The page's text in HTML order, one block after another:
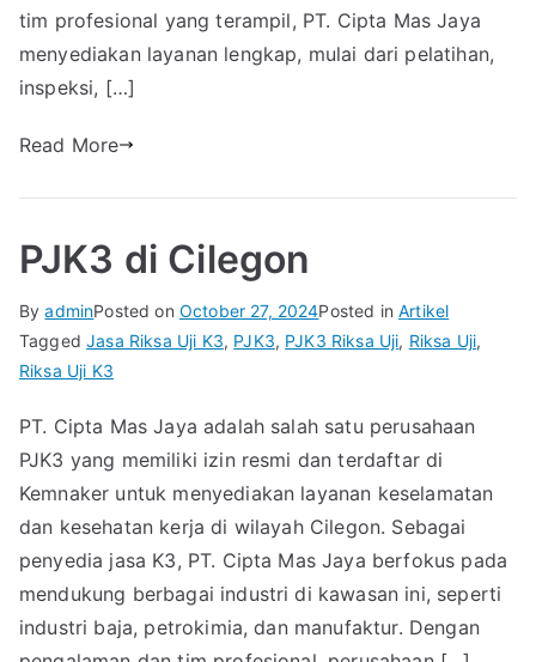
tim profesional yang terampil, PT. Cipta Mas Jaya
menyediakan layanan lengkap, mulai dari pelatihan,
inspeksi, […]
Read More
PJK3 di Cilegon
ByadminPosted on October 27, 2024Posted inArtikel
TaggedJasa Riksa Uji K3, PJK3, PJK3 Riksa Uji, Riksa Uji,
Riksa Uji K3
PT. Cipta Mas Jaya adalah salah satu perusahaan
PJK3 yang memiliki izin resmi dan terdaftar di
Kemnaker untuk menyediakan layanan keselamatan
dan kesehatan kerja di wilayah Cilegon. Sebagai
penyedia jasa K3, PT. Cipta Mas Jaya berfokus pada
mendukung berbagai industri di kawasan ini, seperti
industri baja, petrokimia, dan manufaktur. Dengan